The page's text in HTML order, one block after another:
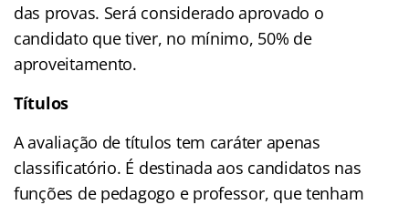
das provas. Será considerado aprovado o
candidato que tiver, no mínimo, 50% de
aproveitamento.
Títulos
A avaliação de títulos tem caráter apenas
classificatório. É destinada aos candidatos nas
funções de pedagogo e professor, que tenham